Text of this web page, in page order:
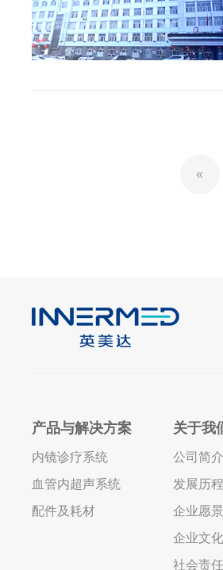
«
产品与解决方案
内镜诊疗系统
血管内超声系统
配件及耗材
关于我
公司简介
发展历程
企业愿景
企业文化
社会责任